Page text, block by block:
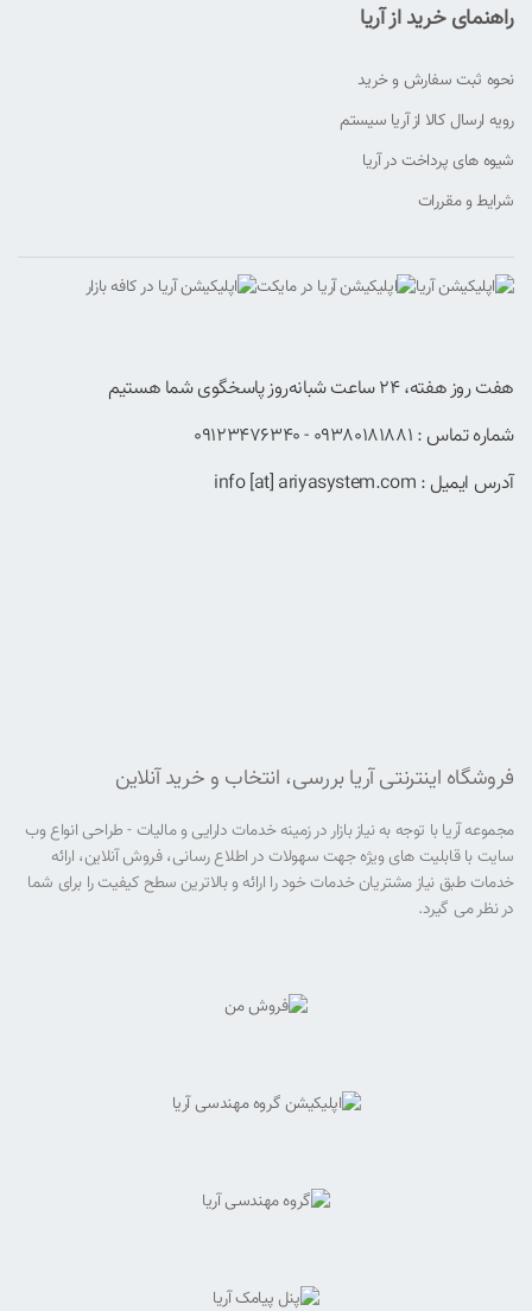
راهنمای خرید از آریا
نحوه ثبت سفارش و خرید
رویه ارسال کالا از آریا سیستم
شیوه های پرداخت در آریا
شرایط و مقررات
هفت روز هفته، ۲۴ ساعت شبانه‌روز پاسخگوی شما هستیم
شماره تماس : 09380181881 - 09123476340
آدرس ایمیل : info [at] ariyasystem.com
فروشگاه اینترنتی آریا بررسی، انتخاب و خرید آنلاین
مجموعه آریا با توجه به نیاز بازار در زمینه خدمات دارایی و مالیات - طراحی انواع وب
سایت با قابلیت های ویژه جهت سهولات در اطلاع رسانی، فروش آنلاین، ارائه
خدمات طبق نیاز مشتریان خدمات خود را ارائه و بالاترین سطح کیفیت را برای شما
در نظر می گیرد.